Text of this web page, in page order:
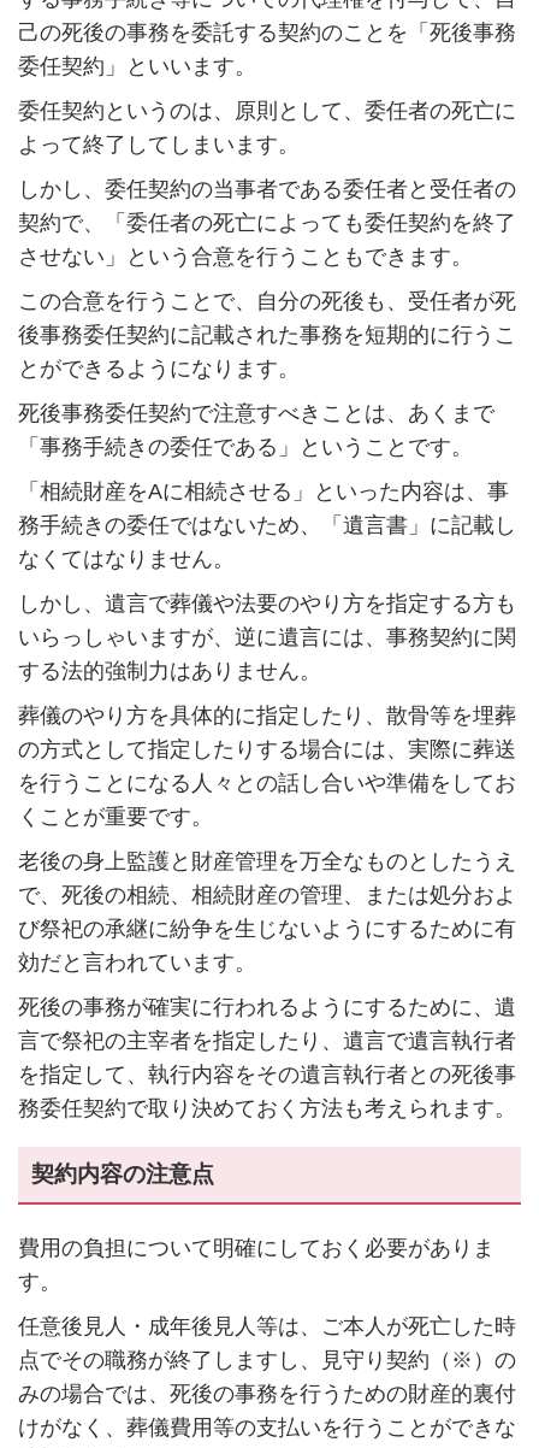
己の死後の事務を委託する契約のことを「死後事務
委任契約」といいます。
委任契約というのは、原則として、委任者の死亡に
よって終了してしまいます。
しかし、委任契約の当事者である委任者と受任者の
契約で、「委任者の死亡によっても委任契約を終了
させない」という合意を行うこともできます。
この合意を行うことで、自分の死後も、受任者が死
後事務委任契約に記載された事務を短期的に行うこ
とができるようになります。
死後事務委任契約で注意すべきことは、あくまで
「事務手続きの委任である」ということです。
「相続財産をAに相続させる」といった内容は、事
務手続きの委任ではないため、「遺言書」に記載し
なくてはなりません。
しかし、遺言で葬儀や法要のやり方を指定する方も
いらっしゃいますが、逆に遺言には、事務契約に関
する法的強制力はありません。
葬儀のやり方を具体的に指定したり、散骨等を埋葬
の方式として指定したりする場合には、実際に葬送
を行うことになる人々との話し合いや準備をしてお
くことが重要です。
老後の身上監護と財産管理を万全なものとしたうえ
で、死後の相続、相続財産の管理、または処分およ
び祭祀の承継に紛争を生じないようにするために有
効だと言われています。
死後の事務が確実に行われるようにするために、遺
言で祭祀の主宰者を指定したり、遺言で遺言執行者
を指定して、執行内容をその遺言執行者との死後事
務委任契約で取り決めておく方法も考えられます。
契約内容の注意点
費用の負担について明確にしておく必要がありま
す。
任意後見人・成年後見人等は、ご本人が死亡した時
点でその職務が終了しますし、見守り契約（※）の
みの場合では、死後の事務を行うための財産的裏付
けがなく、葬儀費用等の支払いを行うことができな